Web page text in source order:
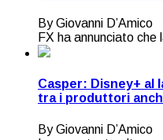
By Giovanni D’Amico
FX ha annunciato
Casper: Disney+ al
tra i produttori
By Giovanni D’Amico